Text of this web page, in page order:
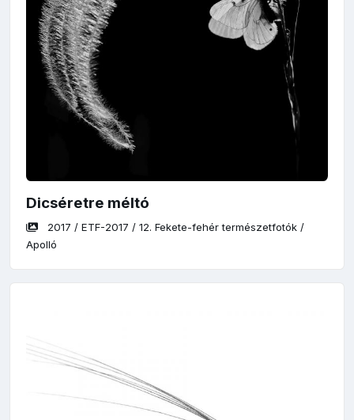
Dicséretre méltó
2017 / ETF-2017 / 12. Fekete-fehér természetfotók /
Apolló